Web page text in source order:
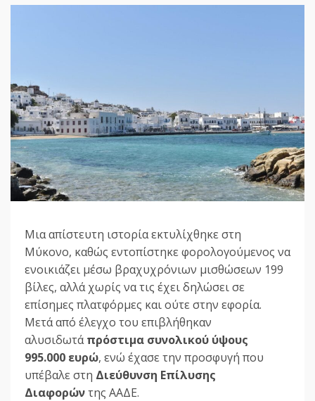
Μια απίστευτη ιστορία εκτυλίχθηκε στη
Μύκονο, καθώς εντοπίστηκε φορολογούμενος να
ενοικιάζει μέσω βραχυχρόνιων μισθώσεων 199
βίλες, αλλά χωρίς να τις έχει δηλώσει σε
επίσημες πλατφόρμες και ούτε στην εφορία.
Μετά από έλεγχο του επιβλήθηκαν
αλυσιδωτάπρόστιμα συνολικού ύψους
995.000 ευρώ, ενώ έχασε την προσφυγή που
υπέβαλε στη Διεύθυνση Επίλυσης
Διαφορώντης ΑΑΔΕ.